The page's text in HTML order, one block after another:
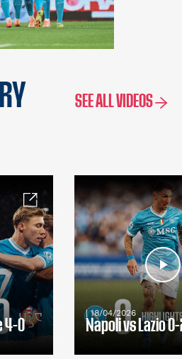
SEE ALL VIDEOS
4-0
| 18/04/2026
Napoli vs Lazio